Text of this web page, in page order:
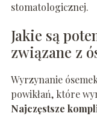
stomatologicznej.
Jakie są
związane z
Wyrzynanie
powikłań, które
Najczęstsze